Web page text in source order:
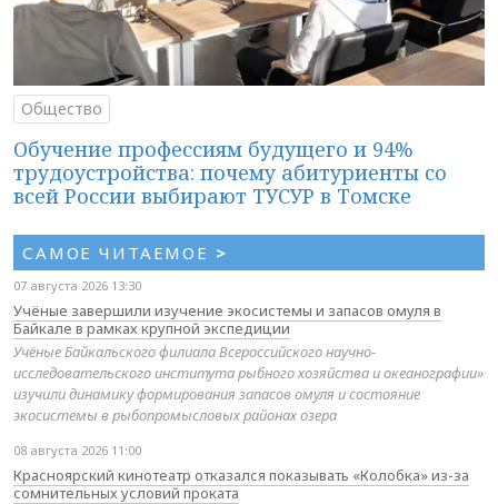
Общество
Обучение профессиям будущего и 94%
трудоустройства: почему абитуриенты со
всей России выбирают ТУСУР в Томске
САМОЕ ЧИТАЕМОЕ >
07 августа 2026 13:30
Учёные завершили изучение экосистемы и запасов омуля в
Байкале в рамках крупной экспедиции
Учёные Байкальского филиала Всероссийского научно-
исследовательского института рыбного хозяйства и океанографии»
изучили динамику формирования запасов омуля и состояние
экосистемы в рыбопромысловых районах озера
08 августа 2026 11:00
Красноярский кинотеатр отказался показывать «Колобка» из-за
сомнительных условий проката